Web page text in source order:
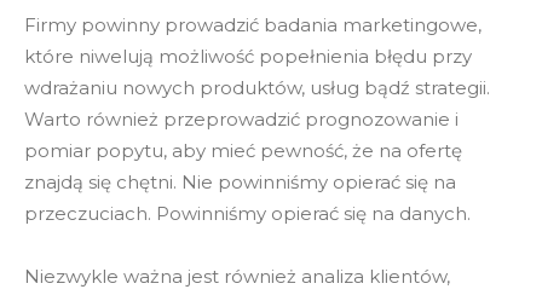
Firmy powinny prowadzić badania marketingowe,
które niwelują możliwość popełnienia błędu przy
wdrażaniu nowych produktów, usług bądź strategii.
Warto również przeprowadzić prognozowanie i
pomiar popytu, aby mieć pewność, że na ofertę
znajdą się chętni. Nie powinniśmy opierać się na
przeczuciach. Powinniśmy opierać się na danych.
Niezwykle ważna jest również analiza klientów,